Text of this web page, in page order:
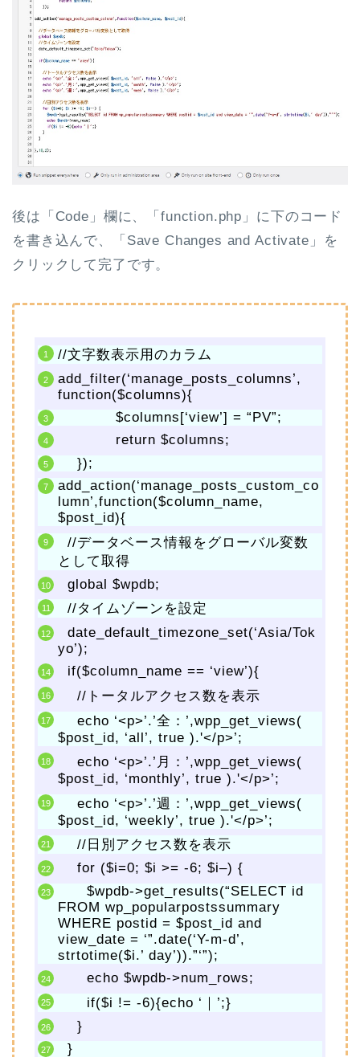
後は「Code」欄に、「function.php」に下のコード
を書き込んで、「Save Changes and Activate」を
クリックして完了です。
//文字数表示用のカラム
add_filter(‘manage_posts_columns’,
function($columns){
$columns[‘view’] = “PV”;
return $columns;
});
add_action(‘manage_posts_custom_co
lumn’,function($column_name,
$post_id){
//データベース情報をグローバル変数
として取得
global $wpdb;
//タイムゾーンを設定
date_default_timezone_set(‘Asia/Tok
yo’);
if($column_name == ‘view’){
//トータルアクセス数を表示
echo ‘<p>’.’全：’,wpp_get_views(
$post_id, ‘all’, true ).'</p>’;
echo ‘<p>’.’月：’,wpp_get_views(
$post_id, ‘monthly’, true ).'</p>’;
echo ‘<p>’.’週：’,wpp_get_views(
$post_id, ‘weekly’, true ).'</p>’;
//日別アクセス数を表示
for ($i=0; $i >= -6; $i–) {
$wpdb->get_results(“SELECT id
FROM wp_popularpostssummary
WHERE postid = $post_id and
view_date = ‘”.date(‘Y-m-d’,
strtotime($i.’ day’)).”‘”);
echo $wpdb->num_rows;
if($i != -6){echo ‘｜’;}
}
}